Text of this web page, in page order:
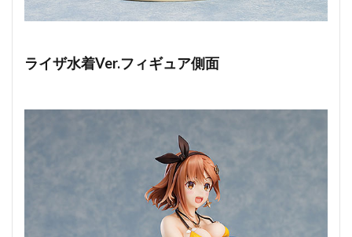
ライザ水着Ver.フィギュア側面